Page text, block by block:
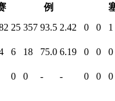
例
25 357 93.5 2.42 0 0
1
6 18 75.0 6.19 0 0
0
0 0 - - 0 0
0